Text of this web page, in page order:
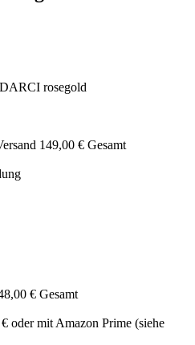
rosegold
149,00 € Gesamt
€ Gesamt
oder mit Amazon Prime (siehe